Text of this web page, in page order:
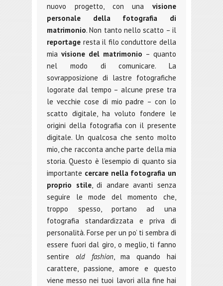
nuovo progetto, con una visione
personale della fotografia di
matrimonio. Non tanto nello scatto – il
reportage resta il filo conduttore della
mia visione del matrimonio – quanto
nel modo di comunicare. La
sovrapposizione di lastre fotografiche
logorate dal tempo – alcune prese tra
le vecchie cose di mio padre – con lo
scatto digitale, ha voluto fondere le
origini della fotografia con il presente
digitale. Un qualcosa che sento molto
mio, che racconta anche parte della mia
storia. Questo è l’esempio di quanto sia
importante cercare nella fotografia un
proprio stile, di andare avanti senza
seguire le mode del momento che,
troppo spesso, portano ad una
fotografia standardizzata e priva di
personalità. Forse per un po’ ti sembra di
essere fuori dal giro, o meglio, ti fanno
sentire old fashion, ma quando hai
carattere, passione, amore e questo
viene messo nei tuoi lavori alla fine hai